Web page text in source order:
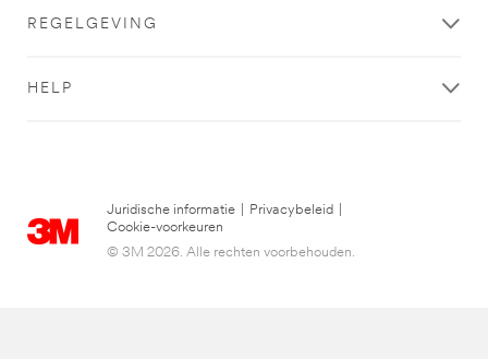
REGELGEVING
HELP
Juridische informatie Privacybeleid
Cookie-voorkeuren
© 3M 2026. Alle rechten voorbehouden.